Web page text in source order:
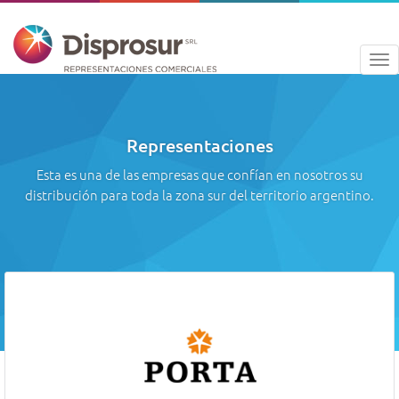
Representaciones
Esta es una de las empresas que confían en nosotros su
distribución para toda la zona sur del territorio argentino.